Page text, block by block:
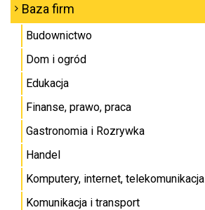
Baza firm
Budownictwo
Dom i ogród
Edukacja
Finanse, prawo, praca
Gastronomia i Rozrywka
Handel
Komputery, internet, telekomunikacja
Komunikacja i transport